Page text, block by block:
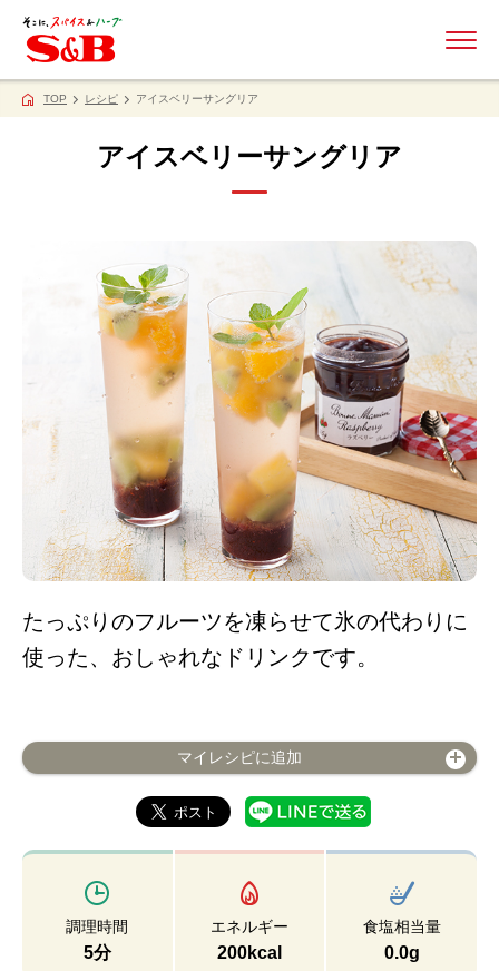
TOP レシピ アイスベリーサングリア
アイスベリーサングリア
たっぷりのフルーツを凍らせて氷の代わりに
使った、おしゃれなドリンクです。
マイレシピに追加
調理時間
5分
エネルギー
200kcal
食塩相当量
0.0g